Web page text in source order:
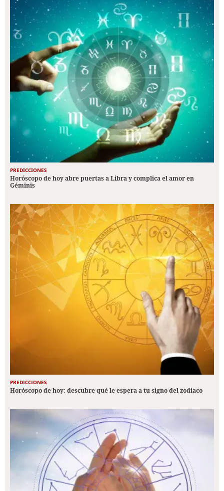
PREDICCIONES
Horóscopo de hoy abre puertas a Libra y complica el amor en
Géminis
PREDICCIONES
Horóscopo de hoy: descubre qué le espera a tu signo del zodiaco